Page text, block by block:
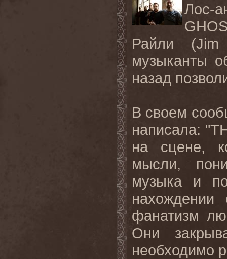
Лос-
Райли (Jim
музыканты
назад
В своем
написала: "
на сцене,
мысли,
музыка и
нахождении
фанатизм
Они
необходимо